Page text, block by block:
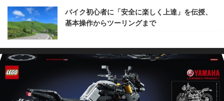
バイク初心者に「安全に楽しく上達」を伝授、
基本操作からツーリングまで